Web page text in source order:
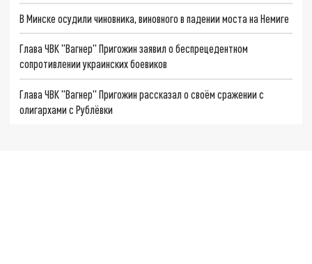
В Минске осудили чиновника, виновного в падении моста на Немиге
Глава ЧВК "Вагнер" Пригожин заявил о беспрецедентном
сопротивлении украинских боевиков
Глава ЧВК "Вагнер" Пригожин рассказал о своём сражении с
олигархами с Рублёвки